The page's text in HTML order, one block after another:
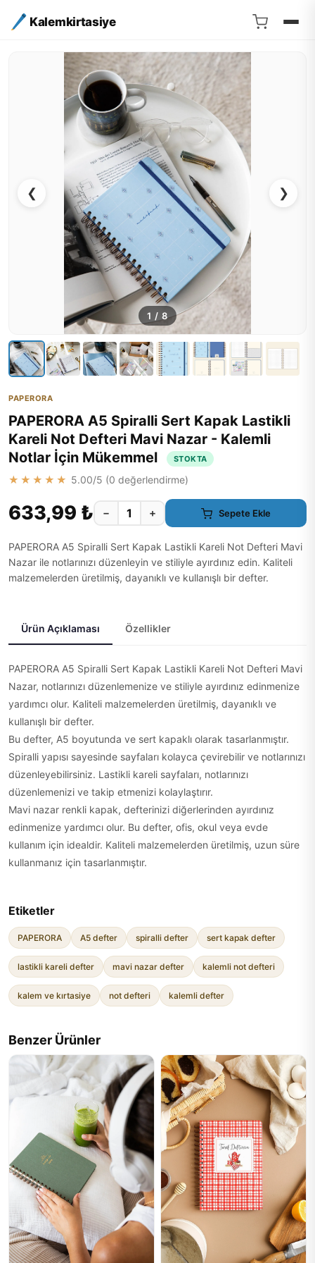
Kalemkirtasiye
❮ ❯
1 / 8
PAPERORA
PAPERORA A5 Spiralli Sert Kapak Lastikli
Kareli Not Defteri Mavi Nazar - Kalemli
Notlar İçin Mükemmel
STOKTA
★★★★★ 5.00/5 (0 değerlendirme)
633,99 ₺ − + Sepete Ekle
PAPERORA A5 Spiralli Sert Kapak Lastikli Kareli Not Defteri Mavi
Nazar ile notlarınızı düzenleyin ve stiliyle ayırdınız edin. Kaliteli
malzemelerden üretilmiş, dayanıklı ve kullanışlı bir defter.
Ürün Açıklaması Özellikler
PAPERORA A5 Spiralli Sert Kapak Lastikli Kareli Not Defteri Mavi
Nazar, notlarınızı düzenlemenize ve stiliyle ayırdınız edinmenize
yardımcı olur. Kaliteli malzemelerden üretilmiş, dayanıklı ve
kullanışlı bir defter.
Bu defter, A5 boyutunda ve sert kapaklı olarak tasarlanmıştır.
Spiralli yapısı sayesinde sayfaları kolayca çevirebilir ve notlarınızı
düzenleyebilirsiniz. Lastikli kareli sayfaları, notlarınızı
düzenlemenizi ve takip etmenizi kolaylaştırır.
Mavi nazar renkli kapak, defterinizi diğerlerinden ayırdınız
edinmenize yardımcı olur. Bu defter, ofis, okul veya evde
kullanım için idealdir. Kaliteli malzemelerden üretilmiş, uzun süre
kullanmanız için tasarlanmıştır.
Etiketler
PAPERORA A5 defter spiralli defter sert kapak defter
lastikli kareli defter mavi nazar defter kalemli not defteri
kalem ve kırtasiye not defteri kalemli defter
Benzer Ürünler